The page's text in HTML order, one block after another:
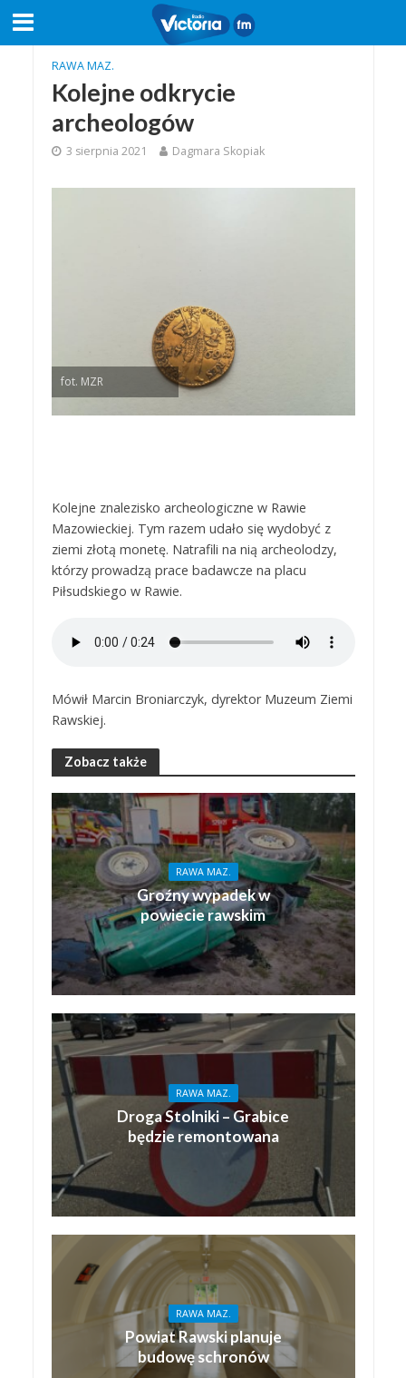
RAWA MAZ.
Kolejne odkrycie
archeologów
3 sierpnia 2021 Dagmara Skopiak
fot. MZR
Kolejne znalezisko archeologiczne w Rawie
Mazowieckiej. Tym razem udało się wydobyć z
ziemi złotą monetę. Natrafili na nią archeolodzy,
którzy prowadzą prace badawcze na placu
Piłsudskiego w Rawie.
Mówił Marcin Broniarczyk, dyrektor Muzeum Ziemi
Rawskiej.
Zobacz także
RAWA MAZ.
Groźny wypadek w
powiecie rawskim
RAWA MAZ.
Droga Stolniki – Grabice
będzie remontowana
RAWA MAZ.
Powiat Rawski planuje
budowę schronów